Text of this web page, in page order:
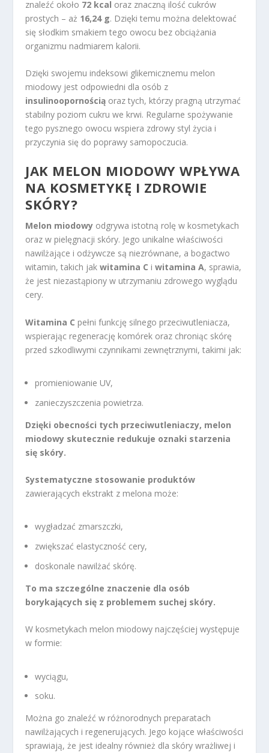
znaleźć około 72 kcal oraz znaczną ilość cukrów
prostych – aż 16,24 g. Dzięki temu można delektować
się słodkim smakiem tego owocu bez obciążania
organizmu nadmiarem kalorii.
Dzięki swojemu indeksowi glikemicznemu melon
miodowy jest odpowiedni dla osób z
insulinoopornością oraz tych, którzy pragną utrzymać
stabilny poziom cukru we krwi. Regularne spożywanie
tego pysznego owocu wspiera zdrowy styl życia i
przyczynia się do poprawy samopoczucia.
JAK MELON MIODOWY WPŁYWA
NA KOSMETYKĘ I ZDROWIE
SKÓRY?
Melon miodowy odgrywa istotną rolę w kosmetykach
oraz w pielęgnacji skóry. Jego unikalne właściwości
nawilżające i odżywcze są niezrównane, a bogactwo
witamin, takich jakwitamina C iwitamina A, sprawia,
że jest niezastąpiony w utrzymaniu zdrowego wyglądu
cery.
Witamina C pełni funkcję silnego przeciwutleniacza,
wspierając regenerację komórek oraz chroniąc skórę
przed szkodliwymi czynnikami zewnętrznymi, takimi jak:
promieniowanie UV,
zanieczyszczenia powietrza.
Dzięki obecności tych przeciwutleniaczy, melon
miodowy skutecznie redukuje oznaki starzenia
się skóry.
Systematyczne stosowanie produktów
zawierających ekstrakt z melona może:
wygładzać zmarszczki,
zwiększać elastyczność cery,
doskonale nawilżać skórę.
To ma szczególne znaczenie dla osób
borykających się z problemem suchej skóry.
W kosmetykach melon miodowy najczęściej występuje
w formie:
wyciągu,
soku.
Można go znaleźć w różnorodnych preparatach
nawilżających i regenerujących. Jego kojące właściwości
sprawiają, że jest idealny również dla skóry wrażliwej i